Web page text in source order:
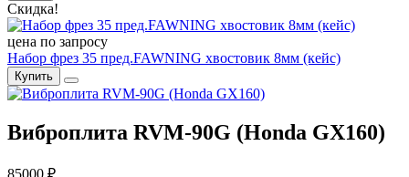
Скидка!
цена по запросу
Набор фрез 35 пред.FAWNING хвостовик 8мм (кейс)
Купить
Виброплита RVM-90G (Honda GX160)